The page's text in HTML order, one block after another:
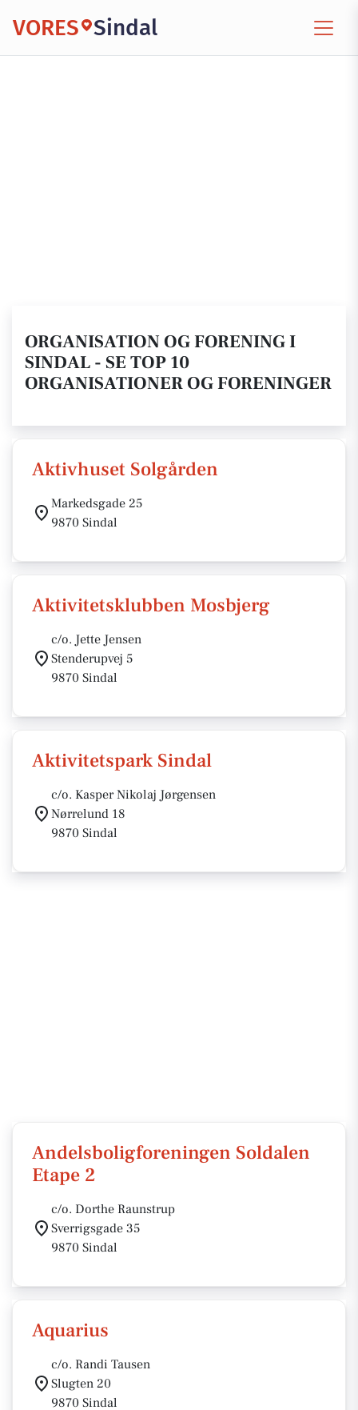
VORES Sindal
ORGANISATION OG FORENING I
SINDAL - SE TOP 10
ORGANISATIONER OG FORENINGER
Aktivhuset Solgården
Markedsgade 25
9870 Sindal
Aktivitetsklubben Mosbjerg
c/o. Jette Jensen
Stenderupvej 5
9870 Sindal
Aktivitetspark Sindal
c/o. Kasper Nikolaj Jørgensen
Nørrelund 18
9870 Sindal
Andelsboligforeningen Soldalen
Etape 2
c/o. Dorthe Raunstrup
Sverrigsgade 35
9870 Sindal
Aquarius
c/o. Randi Tausen
Slugten 20
9870 Sindal